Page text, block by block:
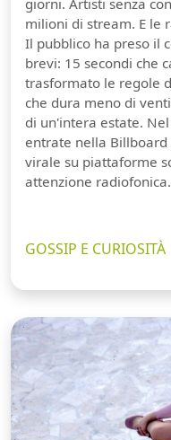
milioni di stream. E le
Il pubblico ha preso il
brevi: 15 secondi che
trasformato le regole
che dura meno di
di un'intera estate.
entrate nella
virale su piattaforme
attenzione radiofonica.
GOSSIP E CURIOSITÀ